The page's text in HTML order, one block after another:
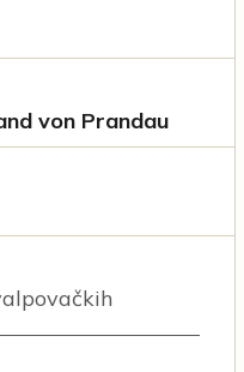
von Prandau